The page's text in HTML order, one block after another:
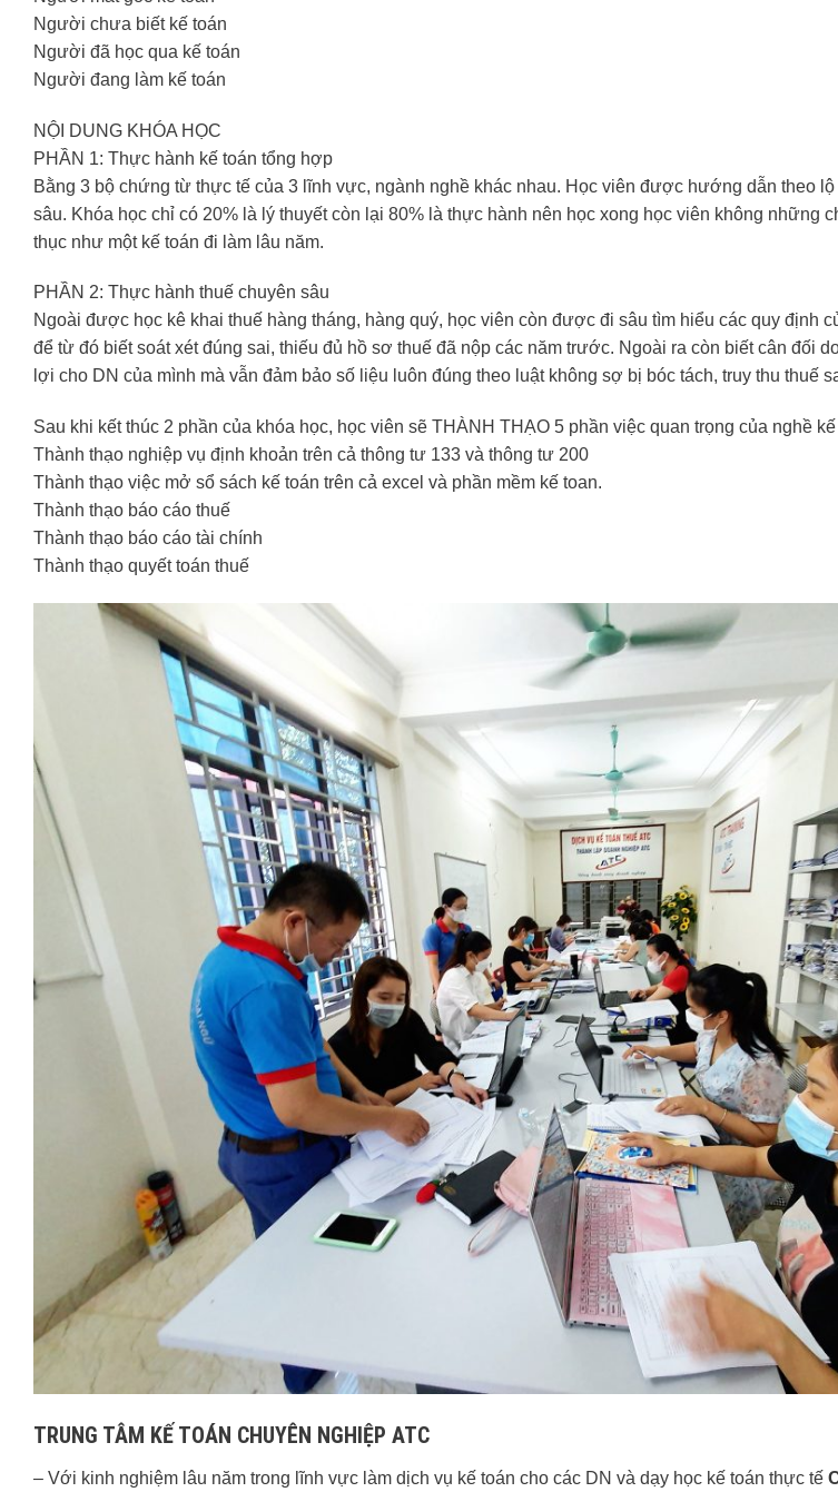
Người chưa biết kế toán
Người đã học qua kế toán
Người đang làm kế toán
NỘI DUNG KHÓA HỌC
PHẦN 1: Thực hành kế toán tổng hợp
Bằng 3 bộ chứng từ thực tế của 3 lĩnh vực, ngành nghề khác nhau. Học viên được hướng dẫn theo
sâu. Khóa học chỉ có 20% là lý thuyết còn lại 80% là thực hành nên học xong học viên không những
thục như một kế toán đi làm lâu năm.
PHẦN 2: Thực hành thuế chuyên sâu
Ngoài được học kê khai thuế hàng tháng, hàng quý, học viên còn được đi sâu tìm hiểu các quy định
để từ đó biết soát xét đúng sai, thiếu đủ hồ sơ thuế đã nộp các năm trước. Ngoài ra còn biết cân đối
lợi cho DN của mình mà vẫn đảm bảo số liệu luôn đúng theo luật không sợ bị bóc tách, truy thu thuế
Sau khi kết thúc 2 phần của khóa học, học viên sẽ THÀNH THẠO 5 phần việc quan trọng của nghề
Thành thạo nghiệp vụ định khoản trên cả thông tư 133 và thông tư 200
Thành thạo việc mở sổ sách kế toán trên cả excel và phần mềm kế toan.
Thành thạo báo cáo thuế
Thành thạo báo cáo tài chính
Thành thạo quyết toán thuế
TRUNG TÂM KẾ TOÁN CHUYÊN NGHIỆP ATC
– Với kinh nghiệm lâu năm trong lĩnh vực làm dịch vụ kế toán cho các DN và dạy học kế toán thực tế